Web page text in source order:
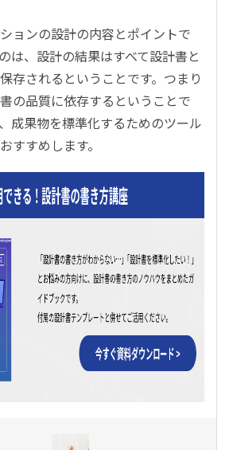
ョンの設計の内容とポイントで
は、設計の結果はすべて設計書と
存されるということです。つまり
の品質に依存するということで
成果物を標準化するためのツール
すすめします。